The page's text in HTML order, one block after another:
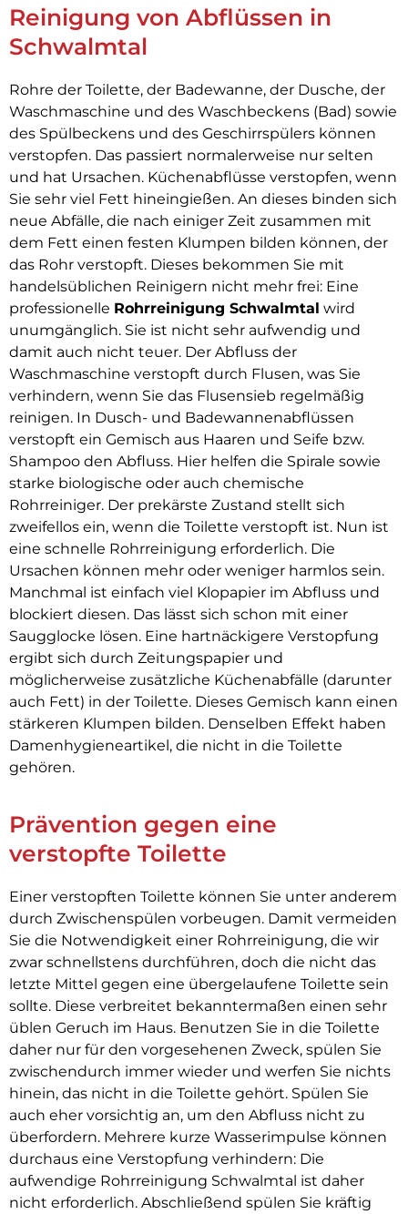
Reinigung von Abflüssen in
Schwalmtal
Rohre der Toilette, der Badewanne, der Dusche, der
Waschmaschine und des Waschbeckens (Bad) sowie
des Spülbeckens und des Geschirrspülers können
verstopfen. Das passiert normalerweise nur selten
und hat Ursachen. Küchenabflüsse verstopfen, wenn
Sie sehr viel Fett hineingießen. An dieses binden sich
neue Abfälle, die nach einiger Zeit zusammen mit
dem Fett einen festen Klumpen bilden können, der
das Rohr verstopft. Dieses bekommen Sie mit
handelsüblichen Reinigern nicht mehr frei: Eine
professionelle Rohrreinigung Schwalmtal wird
unumgänglich. Sie ist nicht sehr aufwendig und
damit auch nicht teuer. Der Abfluss der
Waschmaschine verstopft durch Flusen, was Sie
verhindern, wenn Sie das Flusensieb regelmäßig
reinigen. In Dusch- und Badewannenabflüssen
verstopft ein Gemisch aus Haaren und Seife bzw.
Shampoo den Abfluss. Hier helfen die Spirale sowie
starke biologische oder auch chemische
Rohrreiniger. Der prekärste Zustand stellt sich
zweifellos ein, wenn die Toilette verstopft ist. Nun ist
eine schnelle Rohrreinigung erforderlich. Die
Ursachen können mehr oder weniger harmlos sein.
Manchmal ist einfach viel Klopapier im Abfluss und
blockiert diesen. Das lässt sich schon mit einer
Saugglocke lösen. Eine hartnäckigere Verstopfung
ergibt sich durch Zeitungspapier und
möglicherweise zusätzliche Küchenabfälle (darunter
auch Fett) in der Toilette. Dieses Gemisch kann einen
stärkeren Klumpen bilden. Denselben Effekt haben
Damenhygieneartikel, die nicht in die Toilette
gehören.
Prävention gegen eine
verstopfte Toilette
Einer verstopften Toilette können Sie unter anderem
durch Zwischenspülen vorbeugen. Damit vermeiden
Sie die Notwendigkeit einer Rohrreinigung, die wir
zwar schnellstens durchführen, doch die nicht das
letzte Mittel gegen eine übergelaufene Toilette sein
sollte. Diese verbreitet bekanntermaßen einen sehr
üblen Geruch im Haus. Benutzen Sie in die Toilette
daher nur für den vorgesehenen Zweck, spülen Sie
zwischendurch immer wieder und werfen Sie nichts
hinein, das nicht in die Toilette gehört. Spülen Sie
auch eher vorsichtig an, um den Abfluss nicht zu
überfordern. Mehrere kurze Wasserimpulse können
durchaus eine Verstopfung verhindern: Die
aufwendige Rohrreinigung Schwalmtal ist daher
nicht erforderlich. Abschließend spülen Sie kräftig